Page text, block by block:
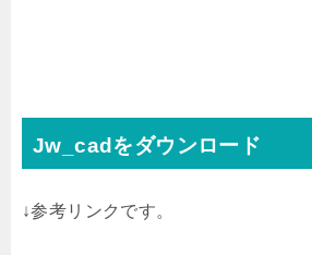
Jw_cadをダウンロード
↓参考リンクです。